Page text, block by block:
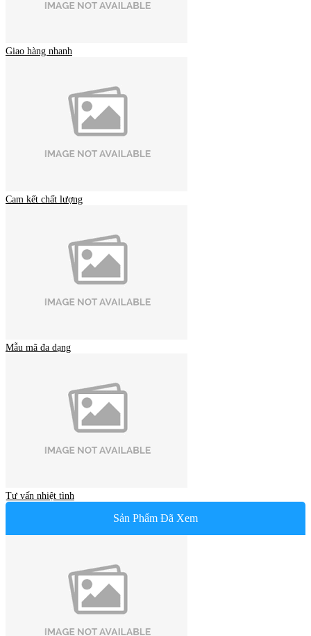
Giao hàng nhanh
Cam kết chất lượng
Mẫu mã đa dạng
Tư vấn nhiệt tình
Sản Phẩm Đã Xem